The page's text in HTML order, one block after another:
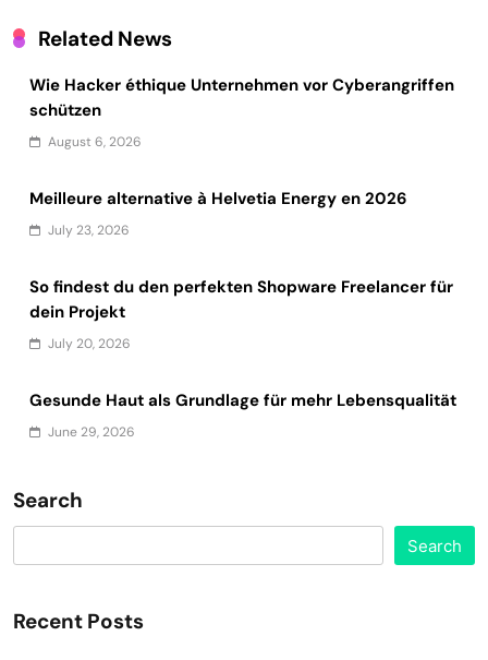
Related News
Wie Hacker éthique Unternehmen vor Cyberangriffen
schützen
August 6, 2026
Meilleure alternative à Helvetia Energy en 2026
July 23, 2026
So findest du den perfekten Shopware Freelancer für
dein Projekt
July 20, 2026
Gesunde Haut als Grundlage für mehr Lebensqualität
June 29, 2026
Search
Search
Recent Posts